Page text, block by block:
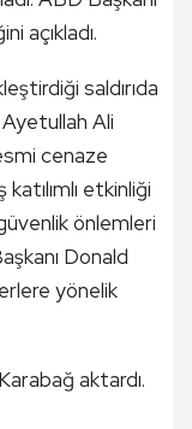
açıkladı.
saldırıda
Ayetullah Ali
cenaze
etkinliği
önlemleri
Donald
yönelik
aktardı.